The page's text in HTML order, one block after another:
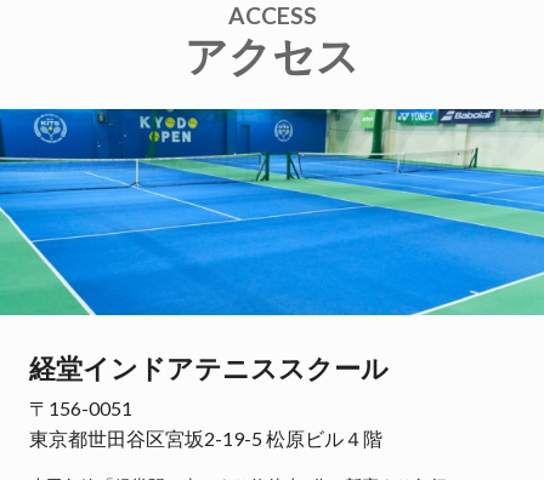
ACCESS
アクセス
経堂インドアテニススクール
〒156-0051
東京都世田谷区宮坂2-19-5 松原ビル４階